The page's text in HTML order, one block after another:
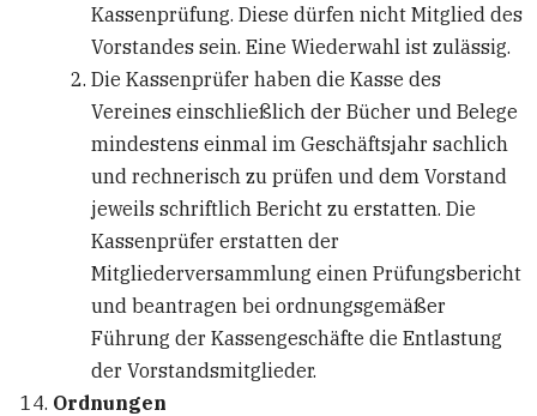
Kassenprüfung. Diese dürfen nicht Mitglied des
Vorstandes sein. Eine Wiederwahl ist zulässig.
Die Kassenprüfer haben die Kasse des
Vereines einschließlich der Bücher und Belege
mindestens einmal im Geschäftsjahr sachlich
und rechnerisch zu prüfen und dem Vorstand
jeweils schriftlich Bericht zu erstatten. Die
Kassenprüfer erstatten der
Mitgliederversammlung einen Prüfungsbericht
und beantragen bei ordnungsgemäßer
Führung der Kassengeschäfte die Entlastung
der Vorstandsmitglieder.
Ordnungen